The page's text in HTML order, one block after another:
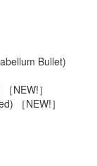
Bullet)
NEW!］
［NEW!］